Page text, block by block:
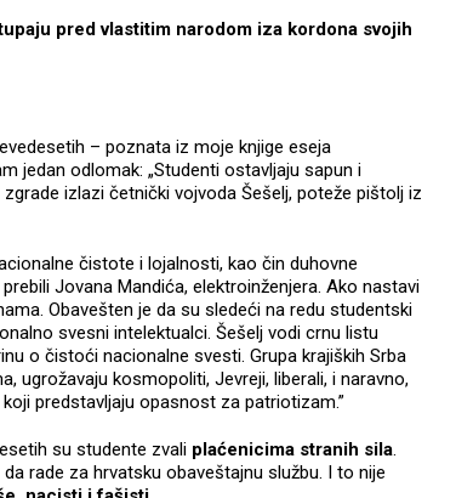
pred vlastitim narodom iza kordona svojih
– poznata iz moje knjige eseja
jedan odlomak: „Studenti ostavljaju sapun i
izlazi četnički vojvoda Šešelj, poteže pištolj iz
čistote i lojalnosti, kao čin duhovne
Jovana Mandića, elektroinženjera. Ako nastavi
Obavešten je da su sledeći na redu studentski
svesni intelektualci. Šešelj vodi crnu listu
o čistoći nacionalne svesti. Grupa krajiških Srba
ugrožavaju kosmopoliti, Jevreji, liberali, i naravno,
koji predstavljaju opasnost za patriotizam.”
su studente zvali plaćenicima stranih sila.
rade za hrvatsku obaveštajnu službu. I to nije